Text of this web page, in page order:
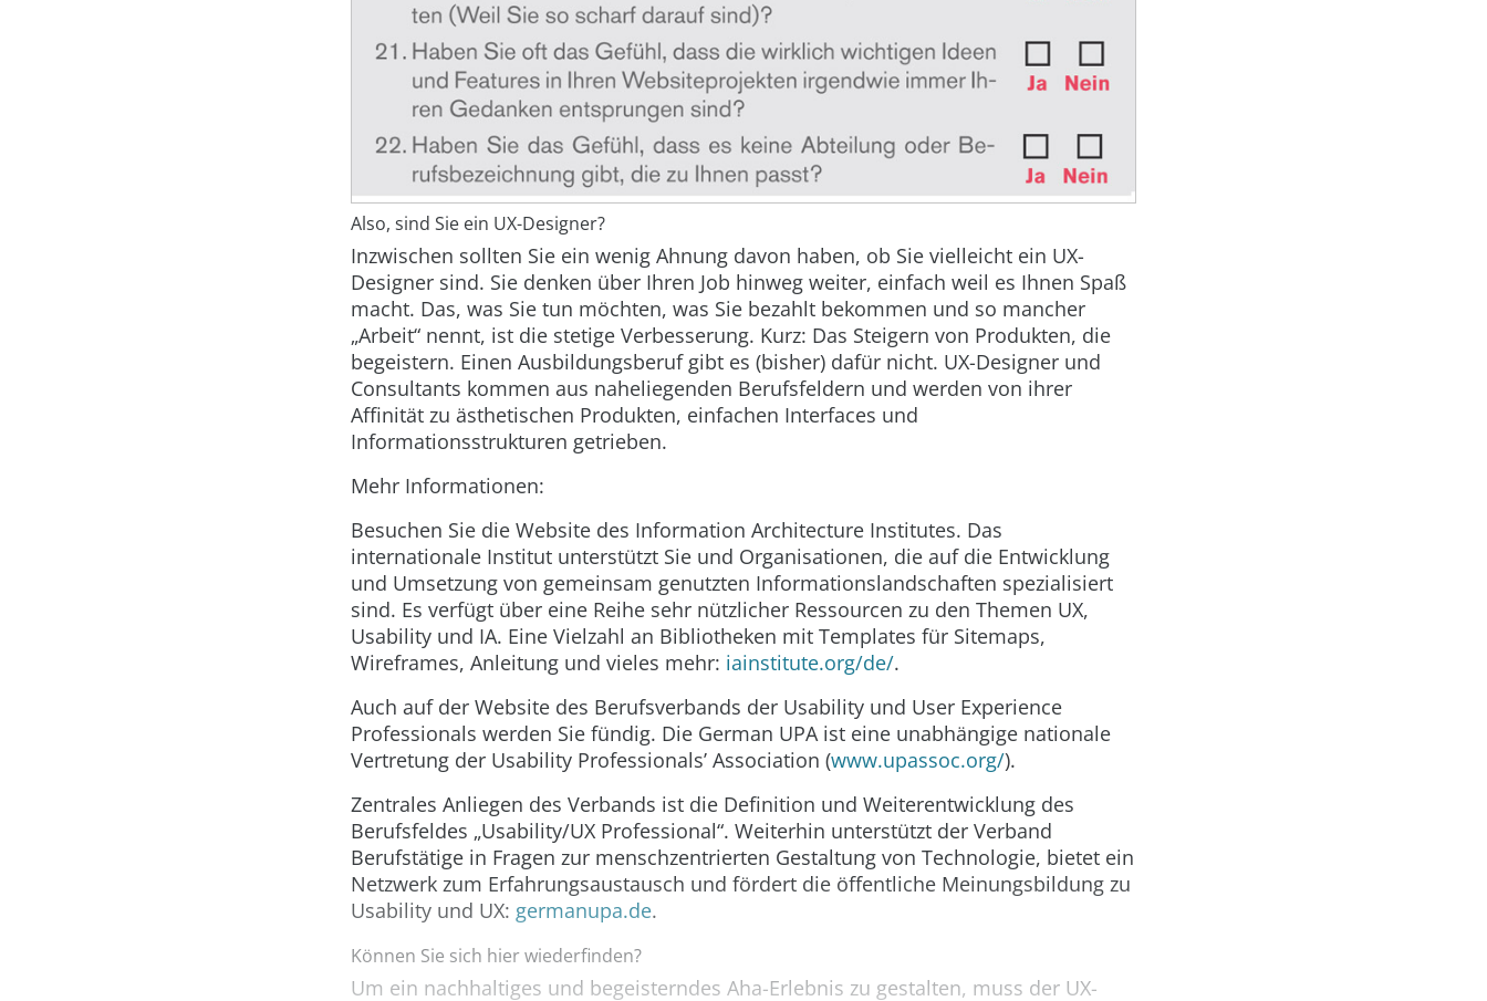
Also, sind Sie ein UX-Designer?
Inzwischen sollten Sie ein wenig Ahnung davon haben, ob Sie vielleicht ein UX-
Designer sind. Sie denken über Ihren Job hinweg weiter, einfach weil es Ihnen Spaß
macht. Das, was Sie tun möchten, was Sie bezahlt bekommen und so mancher
„Arbeit“ nennt, ist die stetige Verbesserung. Kurz: Das Steigern von Produkten, die
begeistern. Einen Ausbildungsberuf gibt es (bisher) dafür nicht. UX-Designer und
Consultants kommen aus naheliegenden Berufsfeldern und werden von ihrer
Affinität zu ästhetischen Produkten, einfachen Interfaces und
Informationsstrukturen getrieben.
Mehr Informationen:
Besuchen Sie die Website des Information Architecture Institutes. Das
internationale Institut unterstützt Sie und Organisationen, die auf die Entwicklung
und Umsetzung von gemeinsam genutzten Informationslandschaften spezialisiert
sind. Es verfügt über eine Reihe sehr nützlicher Ressourcen zu den Themen UX,
Usability und IA. Eine Vielzahl an Bibliotheken mit Templates für Sitemaps,
Wireframes, Anleitung und vieles mehr: iainstitute.org/de/.
Auch auf der Website des Berufsverbands der Usability und User Experience
Professionals werden Sie fündig. Die German UPA ist eine unabhängige nationale
Vertretung der Usability Professionals’ Association (www.upassoc.org/).
Zentrales Anliegen des Verbands ist die Definition und Weiterentwicklung des
Berufsfeldes „Usability/UX Professional“. Weiterhin unterstützt der Verband
Berufstätige in Fragen zur menschzentrierten Gestaltung von Technologie, bietet ein
Netzwerk zum Erfahrungsaustausch und fördert die öffentliche Meinungsbildung zu
Usability und UX: germanupa.de.
Können Sie sich hier wiederfinden?
Um ein nachhaltiges und begeisterndes Aha-Erlebnis zu gestalten, muss der UX-